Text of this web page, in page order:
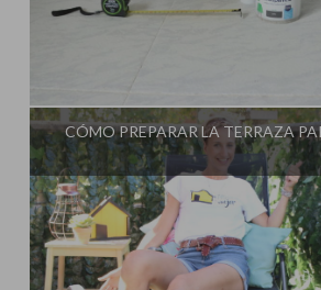
CÓMO PREPARAR LA TERRAZA